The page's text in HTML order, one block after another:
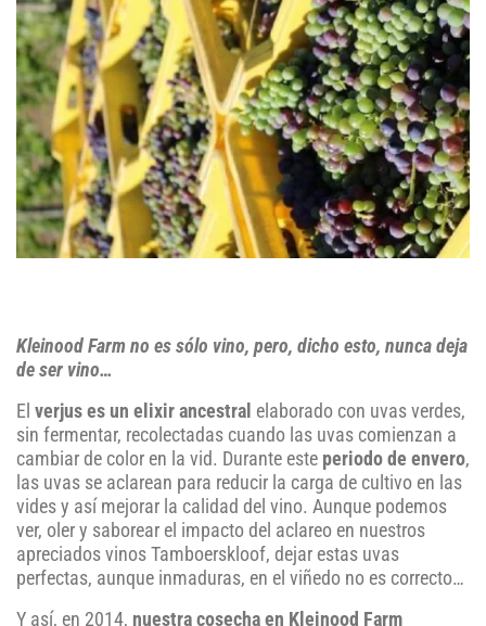
Kleinood Farm no es sólo vino, pero, dicho esto, nunca deja
de ser vino…
El verjus es un elixir ancestral elaborado con uvas verdes,
sin fermentar, recolectadas cuando las uvas comienzan a
cambiar de color en la vid. Durante este periodo de envero,
las uvas se aclarean para reducir la carga de cultivo en las
vides y así mejorar la calidad del vino. Aunque podemos
ver, oler y saborear el impacto del aclareo en nuestros
apreciados vinos Tamboerskloof, dejar estas uvas
perfectas, aunque inmaduras, en el viñedo no es correcto…
Y así, en 2014, nuestra cosecha en Kleinood Farm